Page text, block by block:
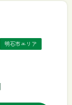
明石市エリア